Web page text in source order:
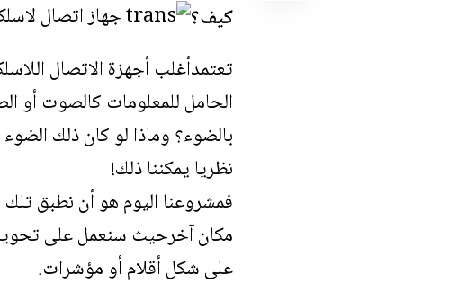
كيف؟
تعتمدأغلب أجهزة الاتصال
الحامل للمعلومات كالصوت أو
بالضوء؟ وماذا لو كان ذلك
نظريا يمكننا ذلك!
فمشروعنا اليوم هو أن نطبق
مكان آخرحيث سنعمل على تحويل
على شكل أقلام أو مؤشرات.